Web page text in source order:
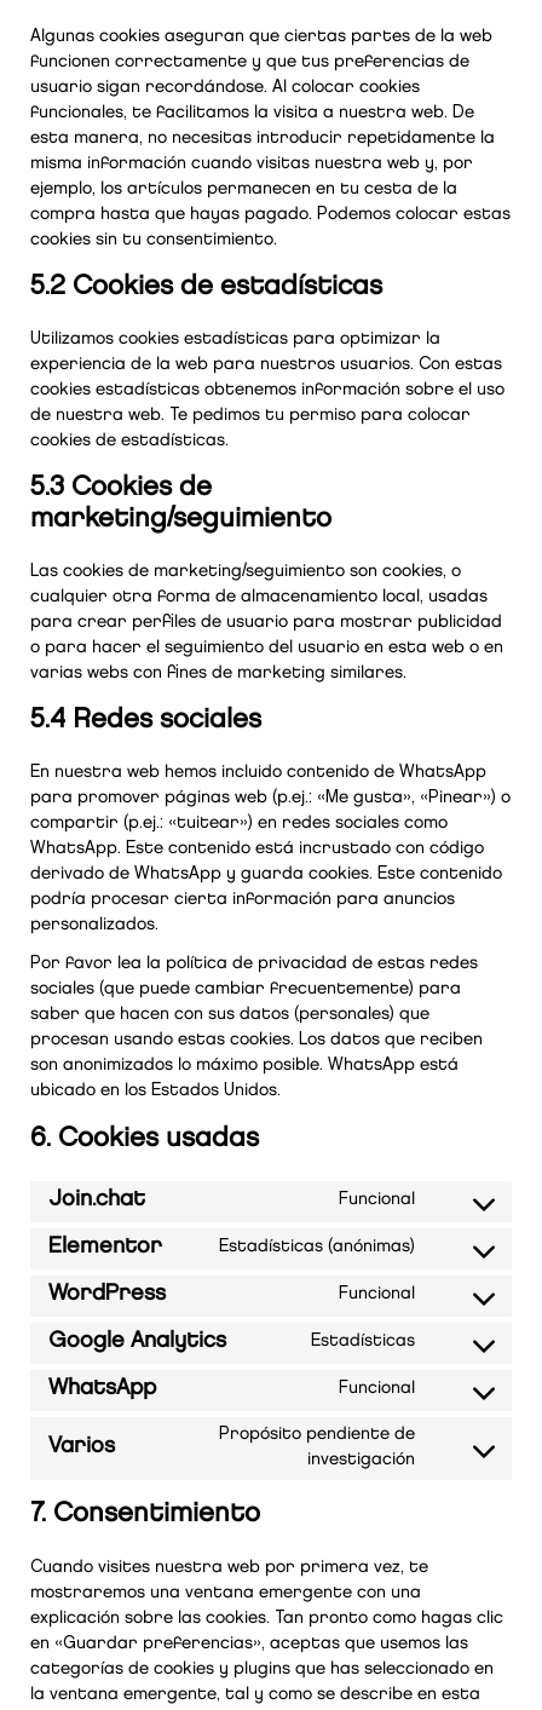
Algunas cookies aseguran que ciertas partes de la web
funcionen correctamente y que tus preferencias de
usuario sigan recordándose. Al colocar cookies
funcionales, te facilitamos la visita a nuestra web. De
esta manera, no necesitas introducir repetidamente la
misma información cuando visitas nuestra web y, por
ejemplo, los artículos permanecen en tu cesta de la
compra hasta que hayas pagado. Podemos colocar estas
cookies sin tu consentimiento.
5.2 Cookies de estadísticas
Utilizamos cookies estadísticas para optimizar la
experiencia de la web para nuestros usuarios. Con estas
cookies estadísticas obtenemos información sobre el uso
de nuestra web. Te pedimos tu permiso para colocar
cookies de estadísticas.
5.3 Cookies de
marketing/seguimiento
Las cookies de marketing/seguimiento son cookies, o
cualquier otra forma de almacenamiento local, usadas
para crear perfiles de usuario para mostrar publicidad
o para hacer el seguimiento del usuario en esta web o en
varias webs con fines de marketing similares.
5.4 Redes sociales
En nuestra web hemos incluido contenido de WhatsApp
para promover páginas web (p.ej.: «Me gusta», «Pinear») o
compartir (p.ej.: «tuitear») en redes sociales como
WhatsApp. Este contenido está incrustado con código
derivado de WhatsApp y guarda cookies. Este contenido
podría procesar cierta información para anuncios
personalizados.
Por favor lea la política de privacidad de estas redes
sociales (que puede cambiar frecuentemente) para
saber que hacen con sus datos (personales) que
procesan usando estas cookies. Los datos que reciben
son anonimizados lo máximo posible. WhatsApp está
ubicado en los Estados Unidos.
6. Cookies usadas
Join.chat Funcional
Elementor Estadísticas (anónimas)
WordPress Funcional
Google Analytics Estadísticas
WhatsApp Funcional
Varios
Propósito pendiente de
investigación
7. Consentimiento
Cuando visites nuestra web por primera vez, te
mostraremos una ventana emergente con una
explicación sobre las cookies. Tan pronto como hagas clic
en «Guardar preferencias», aceptas que usemos las
categorías de cookies y plugins que has seleccionado en
la ventana emergente, tal y como se describe en esta